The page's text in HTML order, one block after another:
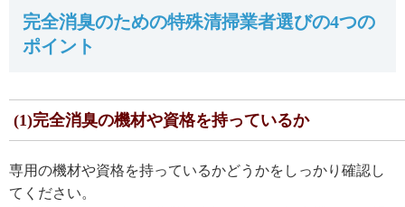
完全消臭のための特殊清掃業者選びの4つの
ポイント
(1)完全消臭の機材や資格を持っているか
専用の機材や資格を持っているかどうかをしっかり確認し
てください。